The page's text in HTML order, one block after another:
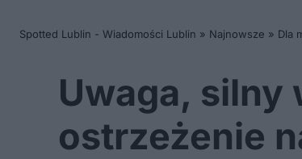
Spotted Lublin - Wiadomości Lublin » Najnowsze » Dla
Uwaga, silny
ostrzeżenie